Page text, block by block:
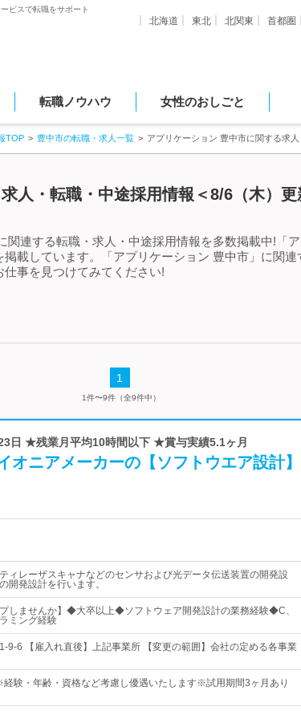
ビスで転職をサポート
北海道 東北 北関東 首都圏
転職ノウハウ 女性のおしごと
TOP 豊中市の転職・求人一覧 アプリケーション 豊中市に関する求
人・転職・中途採用情報＜8/6（木）更
連する転職・求人・中途採用情報を多数掲載中!「
載しています。「アプリケーション 豊中市」に関
事を見つけてみてください!
1
1件〜9件（全9件中）
日 ★残業月平均10時間以下 ★賞与実績5.1ヶ月
オニアメーカーの【ソフトウエア設計】
ィレーザスキャナなどのセンサおよび光データ伝送装置の開発設
開発設計を行います。
プしませんか】◆大卒以上◆ソフトウェア開発設計の業務経験◆C、
ミング経験
9-6 【雇入れ直後】上記事業所 【変更の範囲】会社の定める各事業
験・年齢・資格など考慮し優遇いたします※試用期間3ヶ月あり